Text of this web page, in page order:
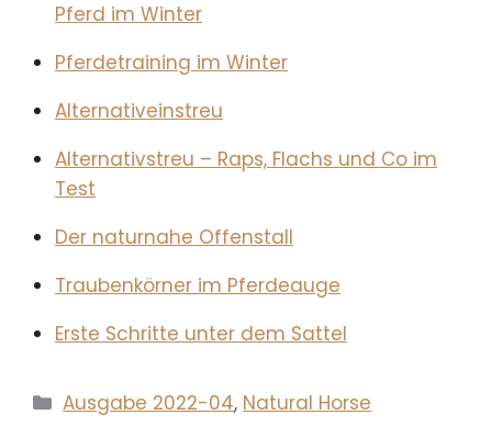
Pferd im Winter
Pferdetraining im Winter
Alternativeinstreu
Alternativstreu – Raps, Flachs und Co im
Test
Der naturnahe Offenstall
Traubenkörner im Pferdeauge
Erste Schritte unter dem Sattel
Kategorien
Ausgabe 2022-04, Natural Horse